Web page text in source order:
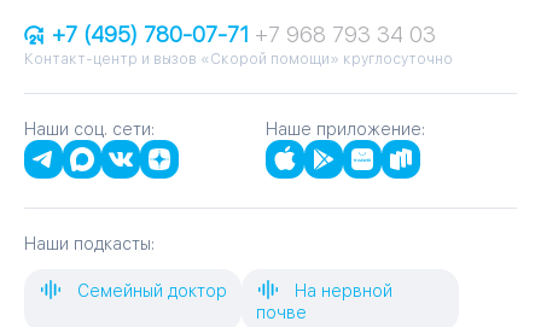
+7 (495) 780-07-71 +7 968 793 34 03
Контакт-центр и вызов «Скорой помощи» круглосуточно
Наши соц. сети: Наше приложение:
Наши подкасты:
Семейный доктор
На нервной
почве